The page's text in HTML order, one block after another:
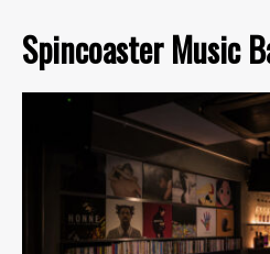
Spincoaster Music